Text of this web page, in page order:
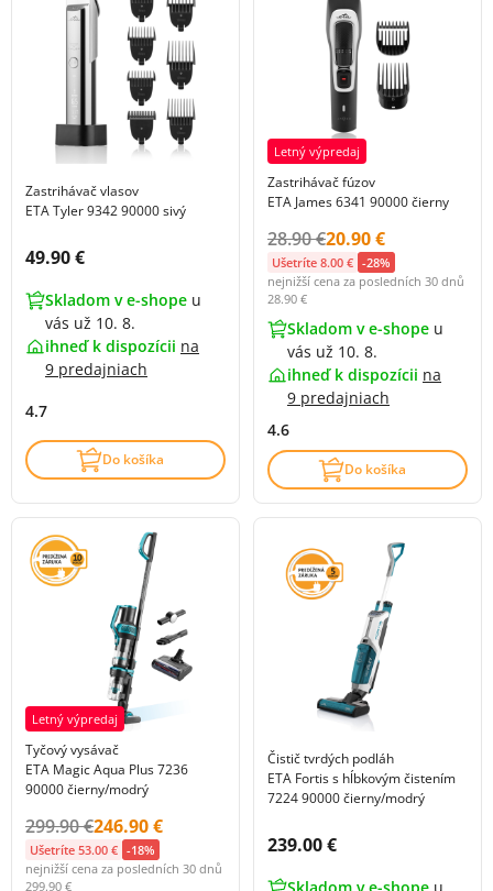
Zastrihávač vlasov
ETA Tyler 9342 90000 sivý
Cena s DPH:
49.90 €
Skladom v e-shope u
vás už 10. 8.
ihneď k dispozícii na
9 predajniach
4.7
Do košíka
Letný výpredaj
Zastrihávač fúzov
ETA James 6341 90000 čierny
Původní cena s DPH:
28.90 €Cena s DPH:
20.90 €
Ušetríte 8.00 € -28%
nejnižší cena za posledních 30 dnů
28.90 €
Skladom v e-shope u
vás už 10. 8.
ihneď k dispozícii na
9 predajniach
4.6
Do košíka
Letný výpredaj
Tyčový vysávač
ETA Magic Aqua Plus 7236
90000 čierny/modrý
Původní cena s DPH:
299.90 €Cena s DPH:
246.90 €
Ušetríte 53.00 € -18%
nejnižší cena za posledních 30 dnů
299.90 €
Čistič tvrdých podláh
ETA Fortis s hĺbkovým čistením
7224 90000 čierny/modrý
Cena s DPH:
239.00 €